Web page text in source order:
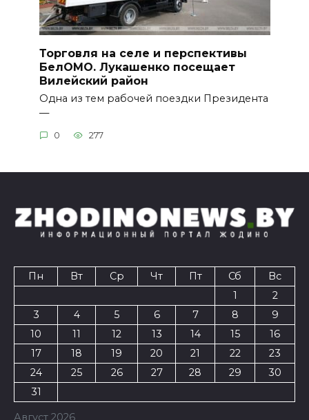
Торговля на селе и перспективы
БелОМО. Лукашенко посещает
Вилейский район
Одна из тем рабочей поездки Президента
—
0 277
Август 2026
Пн Вт Ср Чт Пт Сб
Вс
1
2
3
4 5 6 7 8
9
10
11 12 13 14 15
16
17
18 19 20 21 22
23
24
25 26 27 28 29
30
31